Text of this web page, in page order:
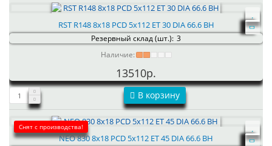
RST R148 8x18 PCD 5x112 ET 30 DIA 66.6 BH
Резервный склад (шт.): 3
Наличие:
13510р.
В корзину
Снят с производства!
NEO 830 8x18 PCD 5x112 ET 45 DIA 66.6 BH